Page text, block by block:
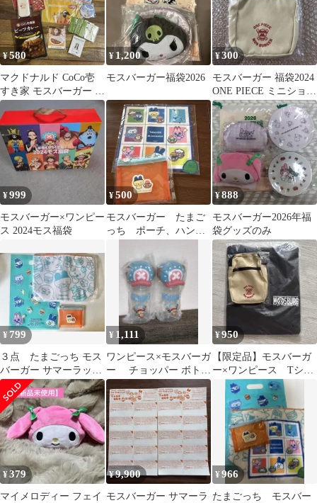
¥580
マクドナルド CoCo壱
すき家 モスバーガー グ
ッズ 新品 15点 福袋
¥1,200
モスバーガー福袋2026
¥300
モスバーガー 福袋2024
ONE PIECE ミニショル
ダーバッグ
¥999
モスバーガー×ワンピー
ス 2024モス福袋
¥500
モスバーガー たまご
っち ポーチ、ハンカ
¥888
モスバーガー2026年福
袋グッズのみ
¥799
３点 たまごっち モス
バーガー サマーラッキ
ーバッグ2026 グッズ
¥ 1,111
ワンピース×モスバーガ
ー チョッパー ボトル
２個セット
¥950
【限定品】モスバーガ
ー×ワンピース Tシャ
ツ ミニショルダーバ
ッグ コラボ 半袖
¥379
マイメロディー フェイ
¥9,900
モスバーガー サマーラ
¥966
たまごっち モスバー